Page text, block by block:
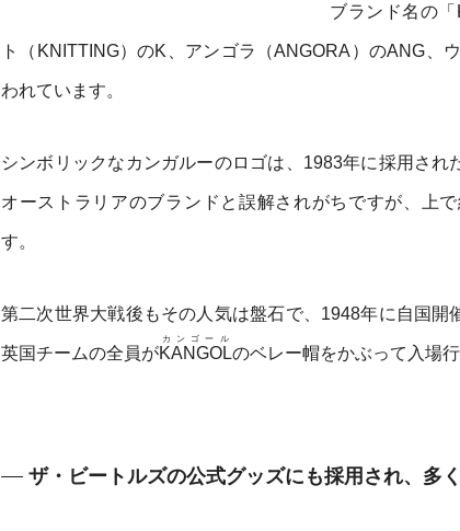
ブランド名の「
ト（KNITTING）のK、アンゴラ（ANGORA）のANG、
われています。
シンボリックなカンガルーのロゴは、1983年に採用され
オーストラリアのブランドと誤解されがちですが、上
す。
第二次世界大戦後もその人気は盤石で、1948年に自国開
英国チームの全員がKANGOL
カンゴール
のベレー帽をかぶって入場
ザ・ビートルズの公式グッズにも採用され、多